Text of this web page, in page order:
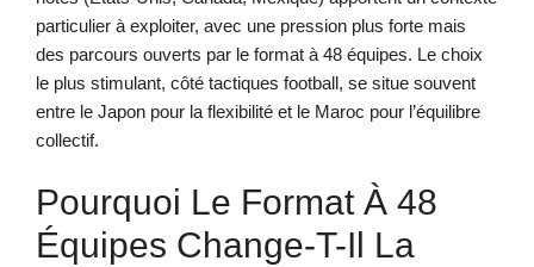
particulier à exploiter, avec une pression plus forte mais
des parcours ouverts par le format à 48 équipes. Le choix
le plus stimulant, côté tactiques football, se situe souvent
entre le Japon pour la flexibilité et le Maroc pour l’équilibre
collectif.
Pourquoi Le Format À 48
Équipes Change-T-Il La